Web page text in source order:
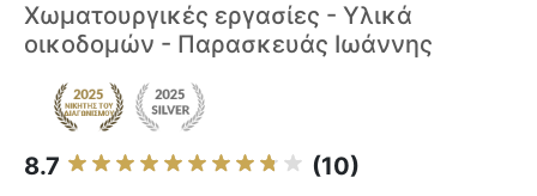
Χωματουργικές εργασίες - Υλικά
οικοδομών - Παρασκευάς Ιωάννης
8.7 (10)